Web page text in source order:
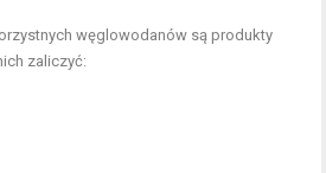
węglowodanów są produkty
zaliczyć: